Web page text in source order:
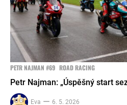
PETR NAJMAN #69 ROAD RACING
Petr Najman: „Úspěšný start
Eva 6. 5. 2026